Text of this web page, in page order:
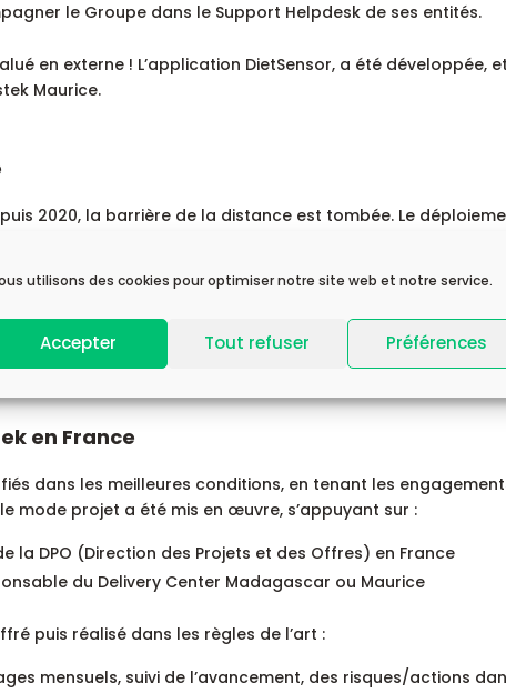
utilisons des cookies pour optimiser notre site web et notre service.
Accepter Tout refuser Préférences
le Groupe dans le Support Helpdesk de ses entités.
en externe ! L’application DietSensor, a été développée,
Maurice.
2020, la barrière de la distance est tombée. Le
horaire entre Madagascar et Maurice (1 heure) ont
ainsi ensemble, en fonction des besoins et de leurs
sous la conduite d’un comité de pilotage
en France
dans les meilleures conditions, en tenant les
mode projet a été mis en œuvre, s’appuyant sur :
la DPO (Direction des Projets et des Offres) en France
du Delivery Center Madagascar ou Maurice
puis réalisé dans les règles de l’art :
mensuels, suivi de l’avancement, des risques/actions